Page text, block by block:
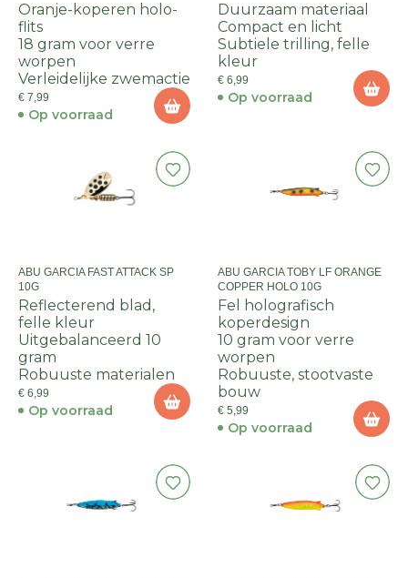
Oranje-koperen holo-
flits
18 gram voor verre
worpen
Verleidelijke zwemactie
€ 7,99
Op voorraad
Duurzaam materiaal
Compact en licht
Subtiele trilling, felle
kleur
€ 6,99
Op voorraad
ABU GARCIA FAST ATTACK SP
10G
Reflecterend blad,
felle kleur
Uitgebalanceerd 10
gram
Robuuste materialen
€ 6,99
Op voorraad
ABU GARCIA TOBY LF ORANGE
COPPER HOLO 10G
Fel holografisch
koperdesign
10 gram voor verre
worpen
Robuuste, stootvaste
bouw
€ 5,99
Op voorraad